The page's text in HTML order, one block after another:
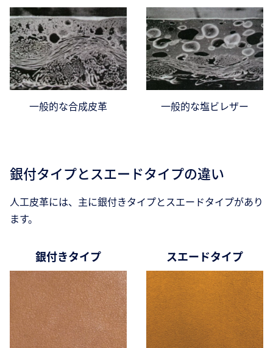
一般的な合成皮革 一般的な塩ビレザー
銀付タイプとスエードタイプの違い
人工皮革には、主に銀付きタイプとスエードタイプがあり
ます。
銀付きタイプ スエードタイプ